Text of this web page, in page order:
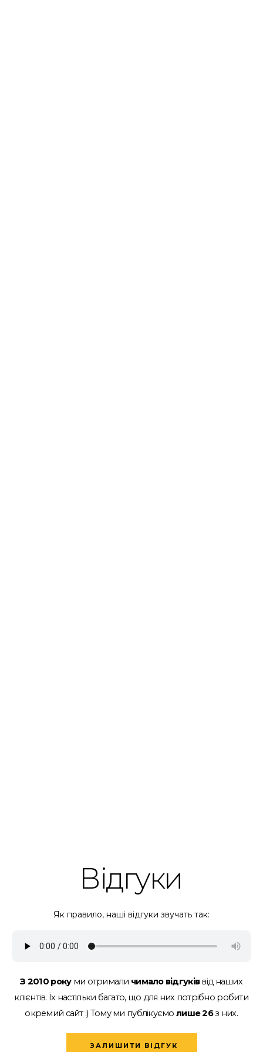
Відгуки
Як правило, наші відгуки звучать так:
З 2010 рокуми отримали чимало відгуківвід наших
клієнтів. Їх настільки багато, що для них потрібно робити
окремий сайт :) Тому ми публікуємолише 26з них.
ЗАЛИШИТИ ВІДГУК